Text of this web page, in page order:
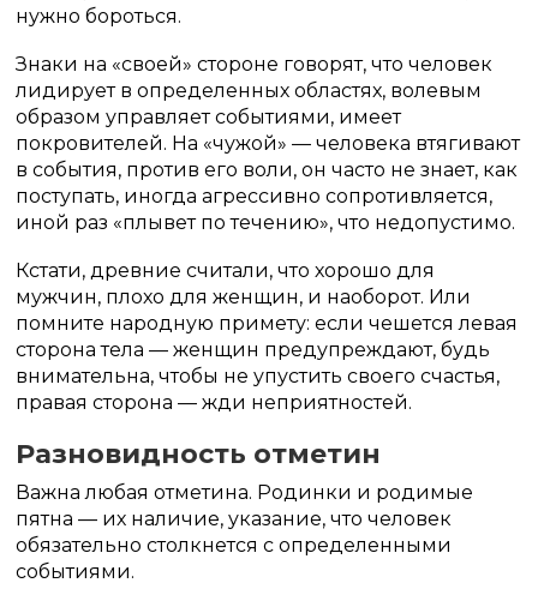
нужно бороться.
Знаки на «своей» стороне говорят, что человек
лидирует в определенных областях, волевым
образом управляет событиями, имеет
покровителей. На «чужой» — человека втягивают
в события, против его воли, он часто не знает, как
поступать, иногда агрессивно сопротивляется,
иной раз «плывет по течению», что недопустимо.
Кстати, древние считали, что хорошо для
мужчин, плохо для женщин, и наоборот. Или
помните народную примету: если чешется левая
сторона тела — женщин предупреждают, будь
внимательна, чтобы не упустить своего счастья,
правая сторона — жди неприятностей.
Разновидность отметин
Важна любая отметина. Родинки и родимые
пятна — их наличие, указание, что человек
обязательно столкнется с определенными
событиями.